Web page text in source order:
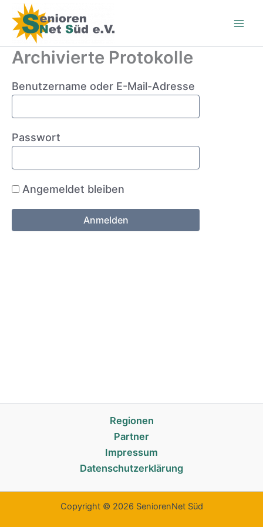
Inhalt
springen
Archivierte Protokolle
Benutzername oder E-Mail-Adresse
Passwort
Angemeldet bleiben
Regionen
Partner
Impressum
Datenschutzerklärung
Copyright © 2026 SeniorenNet Süd